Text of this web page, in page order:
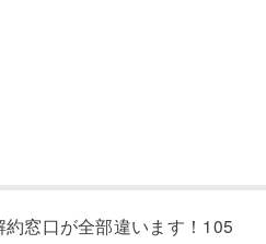
窓口が全部違います！105